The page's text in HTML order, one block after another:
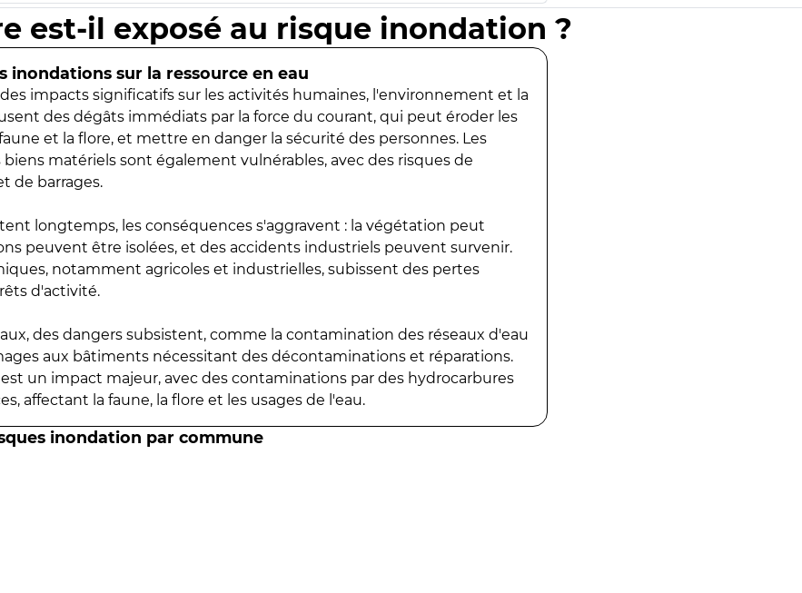
est-il exposé au risque inondation ?
inondations sur la ressource en eau
impacts significatifs sur les activités humaines, l'environnement et la
des dégâts immédiats par la force du courant, qui peut éroder les
et la flore, et mettre en danger la sécurité des personnes. Les
matériels sont également vulnérables, avec des risques de
de barrages.
longtemps, les conséquences s'aggravent : la végétation peut
peuvent être isolées, et des accidents industriels peuvent survenir.
notamment agricoles et industrielles, subissent des pertes
d'activité.
des dangers subsistent, comme la contamination des réseaux d'eau
aux bâtiments nécessitant des décontaminations et réparations.
un impact majeur, avec des contaminations par des hydrocarbures
affectant la faune, la flore et les usages de l'eau.
inondation par commune